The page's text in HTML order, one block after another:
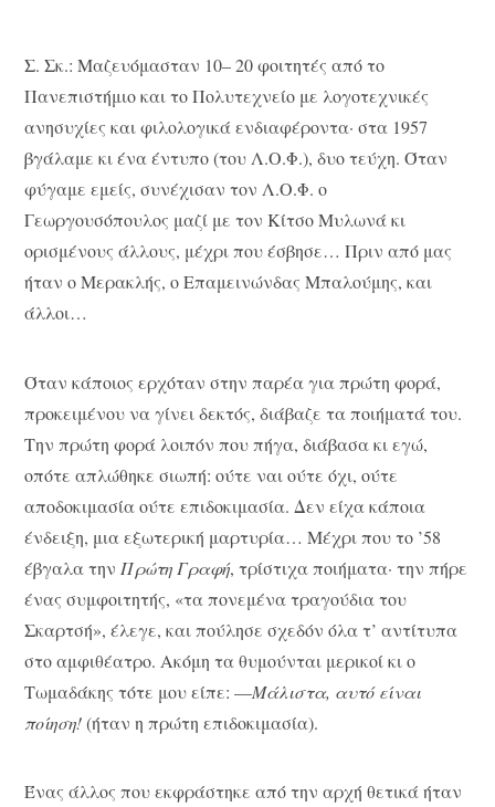
Σ. Σκ.: Μαζευόμασταν 10– 20 φοιτητές από το
Πανεπιστήμιο και το Πολυτεχνείο με λογοτεχνικές
ανησυχίες και φιλολογικά ενδιαφέροντα· στα 1957
βγάλαμε κι ένα έντυπο (του Λ.Ο.Φ.), δυο τεύχη. Όταν
φύγαμε εμείς, συνέχισαν τον Λ.Ο.Φ. ο
Γεωργουσόπουλος μαζί με τον Κίτσο Μυλωνά κι
ορισμένους άλλους, μέχρι που έσβησε… Πριν από μας
ήταν ο Μερακλής, ο Επαμεινώνδας Μπαλούμης, και
άλλοι…
Όταν κάποιος ερχόταν στην παρέα για πρώτη φορά,
προκειμένου να γίνει δεκτός, διάβαζε τα ποιήματά του.
Την πρώτη φορά λοιπόν που πήγα, διάβασα κι εγώ,
οπότε απλώθηκε σιωπή: ούτε ναι ούτε όχι, ούτε
αποδοκιμασία ούτε επιδοκιμασία. Δεν είχα κάποια
ένδειξη, μια εξωτερική μαρτυρία… Μέχρι που το ’58
έβγαλα την Πρώτη Γραφή, τρίστιχα ποιήματα· την πήρε
ένας συμφοιτητής, «τα πονεμένα τραγούδια του
Σκαρτσή», έλεγε, και πούλησε σχεδόν όλα τ’ αντίτυπα
στο αμφιθέατρο. Ακόμη τα θυμούνται μερικοί κι ο
Τωμαδάκης τότε μου είπε: —Μάλιστα, αυτό είναι
ποίηση!(ήταν η πρώτη επιδοκιμασία).
Ένας άλλος που εκφράστηκε από την αρχή θετικά ήταν